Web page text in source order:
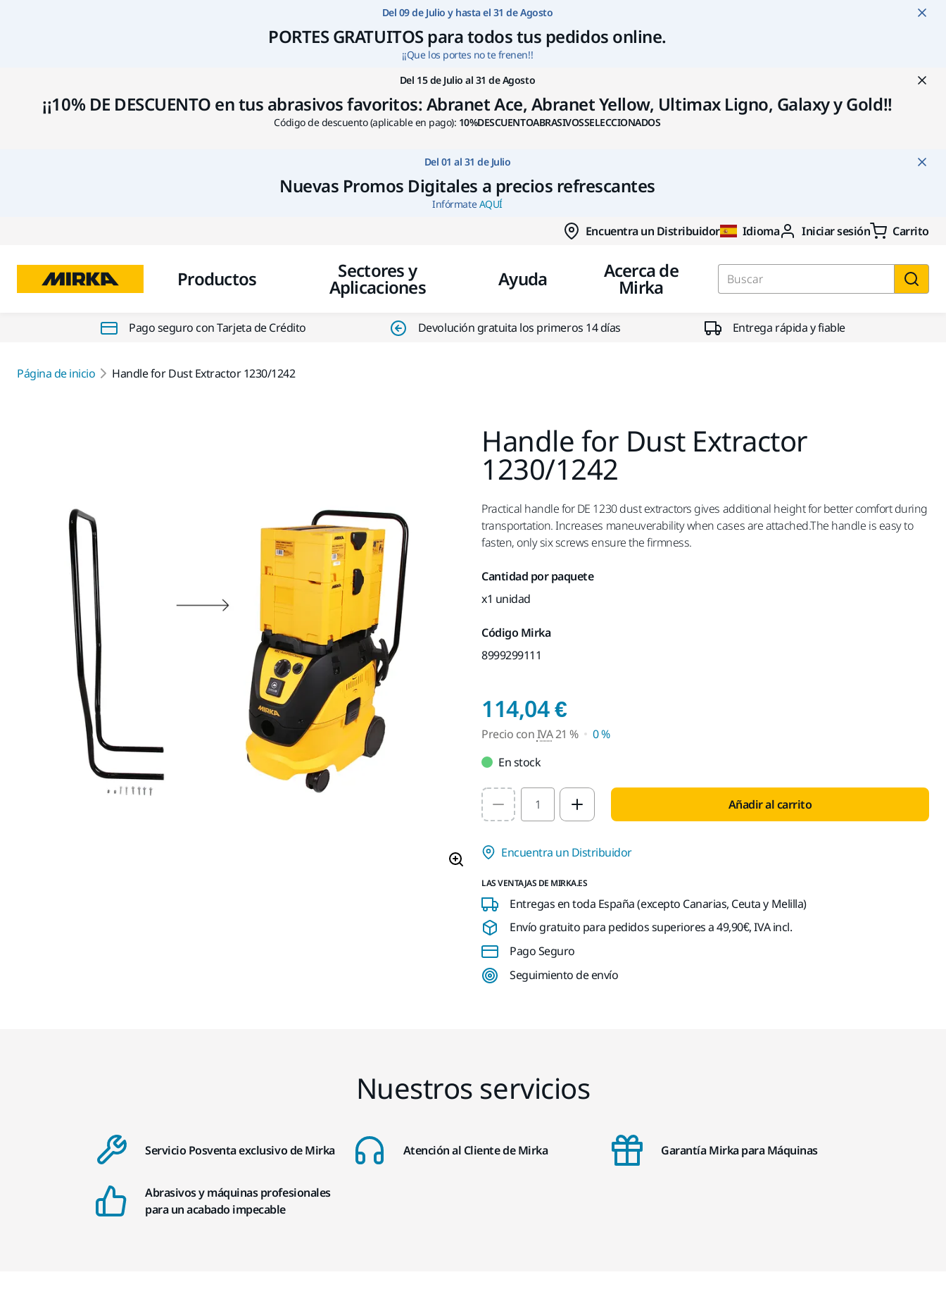
Ir a contenido
Del 09 de Julio y hasta el 31 de Agosto
PORTES GRATUITOS para todos tus pedidos online.
¡¡Que los portes no te frenen!!
Del 15 de Julio al 31 de Agosto
¡¡10% DE DESCUENTO en tus abrasivos favoritos: Abranet Ace, Abranet Yellow, Ultimax Ligno, Galaxy y Gold!!
Código de descuento (aplicable en pago): 10%DESCUENTOABRASIVOSSELECCIONADOS
Del 01 al 31 de Julio
Nuevas Promos Digitales a precios refrescantes
InfórmateAQUÍ
Encuentra un Distribuidor Idioma Iniciar sesión Carrito
Productos Sectores y
Aplicaciones Ayuda Acerca de
Mirka Buscar
Pago seguro con Tarjeta de Crédito Devolución gratuita los primeros 14 días Entrega rápida y fiable
Página de inicio Handle for Dust Extractor 1230/1242
Handle for Dust Extractor
1230/1242
Practical handle for DE 1230 dust extractors gives additional height for better comfort during
transportation. Increases maneuverability when cases are attached.The handle is easy to
fasten, only six screws ensure the firmness.
Cantidad por paquete
x1 unidad
Código Mirka
8999299111
114,04 €Precio con IVA 21 %
Precio conIVA21 %
0 %
En stock
Select quantity value Añadir al carrito
Encuentra un Distribuidor
LAS VENTAJAS DE MIRKA.ES
Entregas en toda España (excepto Canarias, Ceuta y Melilla)
Envío gratuito para pedidos superiores a 49,90€, IVA incl.
Pago Seguro
Seguimiento de envío
Nuestros servicios
Servicio Posventa exclusivo de Mirka Atención al Cliente de Mirka Garantía Mirka para Máquinas
Abrasivos y máquinas profesionales
para un acabado impecable